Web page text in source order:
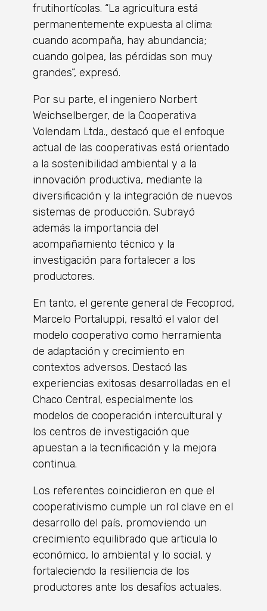
frutihortícolas. “La agricultura está
permanentemente expuesta al clima:
cuando acompaña, hay abundancia;
cuando golpea, las pérdidas son muy
grandes”, expresó.
Por su parte, el ingeniero Norbert
Weichselberger, de la Cooperativa
Volendam Ltda., destacó que el enfoque
actual de las cooperativas está orientado
a la sostenibilidad ambiental y a la
innovación productiva, mediante la
diversificación y la integración de nuevos
sistemas de producción. Subrayó
además la importancia del
acompañamiento técnico y la
investigación para fortalecer a los
productores.
En tanto, el gerente general de Fecoprod,
Marcelo Portaluppi, resaltó el valor del
modelo cooperativo como herramienta
de adaptación y crecimiento en
contextos adversos. Destacó las
experiencias exitosas desarrolladas en el
Chaco Central, especialmente los
modelos de cooperación intercultural y
los centros de investigación que
apuestan a la tecnificación y la mejora
continua.
Los referentes coincidieron en que el
cooperativismo cumple un rol clave en el
desarrollo del país, promoviendo un
crecimiento equilibrado que articula lo
económico, lo ambiental y lo social, y
fortaleciendo la resiliencia de los
productores ante los desafíos actuales.